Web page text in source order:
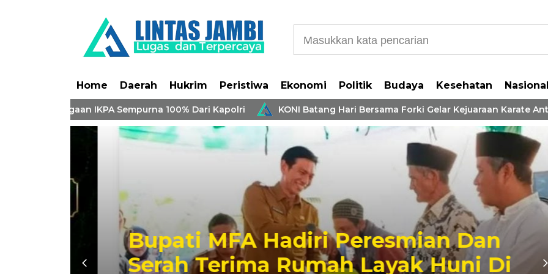
Home Daerah Hukrim Peristiwa Ekonomi Politik Budaya Kesehatan Nasional
Penghargaan IKPA Sempurna 100% Dari Kapolri KONI Batang Hari Bersama Forki Gelar Kejuaraan Karate Antar
Bupati MFA Hadiri Peresmian Dan
Serah Terima Rumah Layak Huni Di